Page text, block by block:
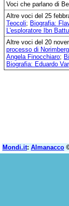
Voci che parlano di
Altre voci del 25
Teocoli; Biografia:
L'esploratore Ibn
Altre voci del 20
processo di
Angela Finocchiaro;
Biografia: Eduardo
Mondi.it: Almanacco